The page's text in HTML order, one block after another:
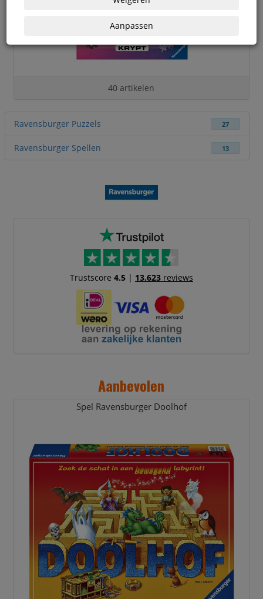
40 artikelen
Ravensburger Puzzels 27
Ravensburger Spellen 13
Trustscore 4.5| 13.623reviews
Aanbevolen
Spel Ravensburger Doolhof
Aanpassen